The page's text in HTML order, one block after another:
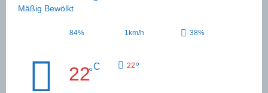
Mäßig Bewölkt
84% 1km/h 38%
22°C 22°